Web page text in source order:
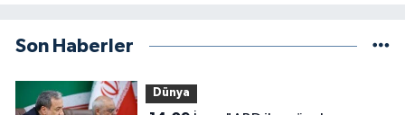
Son Haberler
Dünya